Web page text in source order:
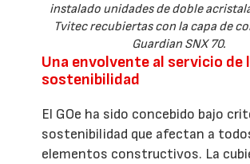
instalado unidades de doble
Tvitec recubiertas con la capa de
Guardian SNX 70.
Una envolvente al servicio de
sostenibilidad
El GOe ha sido concebido bajo
sostenibilidad que afectan a
elementos constructivos. La